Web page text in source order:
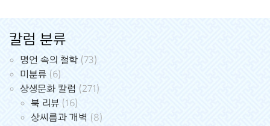
칼럼 분류
명언 속의 철학 (73)
미분류 (6)
상생문화 칼럼 (271)
북 리뷰 (16)
상씨름과 개벽 (8)